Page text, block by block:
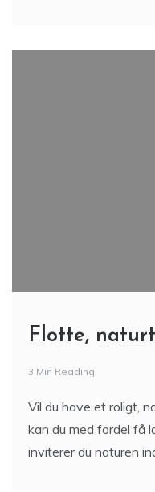
Flotte,
3 Min Reading
Vil du have et roligt,
kan du med fordel få
inviterer du naturen